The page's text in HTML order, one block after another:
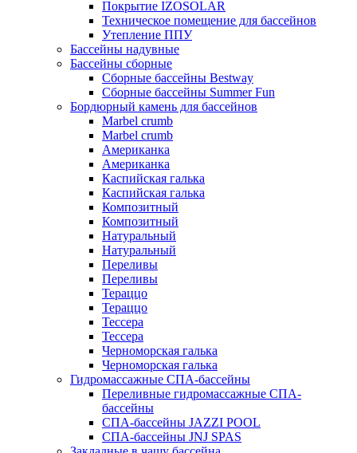
Покрытие IZOSOLAR
Техническое помещение для бассейнов
Утепление ППУ
Бассейны надувные
Бассейны сборные
Сборные бассейны Bestway
Сборные бассейны Summer Fun
Бордюрный камень для бассейнов
Marbel crumb
Marbel crumb
Американка
Американка
Каспийская галька
Каспийская галька
Композитный
Композитный
Натуральный
Натуральный
Переливы
Переливы
Тераццо
Тераццо
Тессера
Тессера
Черноморская галька
Черноморская галька
Гидромассажные СПА-бассейны
Переливные гидромассажные СПА-
бассейны
СПА-бассейны JAZZI POOL
СПА-бассейны JNJ SPAS